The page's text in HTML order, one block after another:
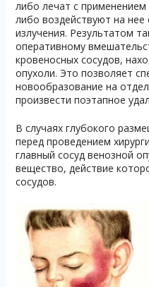
либо лечат с
либо воздействуют на
излучения. Результатом
оперативному
кровеносных сосудов,
опухоли. Это позволяет
новообразование на
произвести поэтапное
В случаях глубокого
перед проведением
главный сосуд венозной
вещество, действие
сосудов.